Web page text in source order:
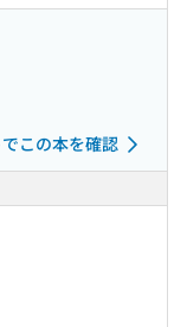
この本を確認